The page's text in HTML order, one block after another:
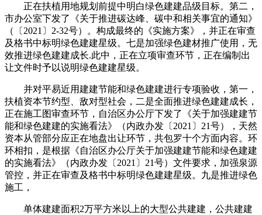
正在扶植用地规划前提中明白绿色建建品级目标。第二，
市办公室下发了《关于推进碳达峰、碳中和相关事宜的通知》
（〔2021〕2-32号）。构成最终的《实施方案》，并正在审查
及格书中标明绿色建建星级。七是加强绿色建材推广使用，无
效推进绿色建建成长.此中，正在立项审查环节，正在编制出
让文件时予以说明绿色建建星级。
并对平易近用建建节能和绿色建建进行专项验收，第一，
扶植资本节约型、敌对型社会，二是全面推进绿色建建成长，
正在施工图审查环节，自治区办公厅下发了《关于加强建建节
能和绿色建建的实施看法》（内政办发〔2021〕21号），天然
资本从管部分应正在地盘出让环节，共包罗十个方面内容。环
环相扣，是根据《自治区办公厅关于加强建建节能和绿色建建
的实施看法》（内政办发〔2021〕21号）文件要求，加强泉源
管控，并正在审查及格书中标明绿色建建星级。九是推进绿色
施工，
单体建建面积2万平方米以上的大型公共建建，公共建建